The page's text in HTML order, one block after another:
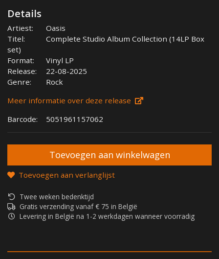
Details
Artiest:
Oasis
Titel:
Complete Studio Album Collection (14LP Box
set)
Format:
Vinyl LP
Release:
22-08-2025
Genre:
Rock
Meer informatie over deze release
Barcode:
5051961157062
Toevoegen aan verlanglijst
Twee weken bedenktijd
Gratis verzending vanaf € 75 in België
Levering in België na 1-2 werkdagen wanneer voorradig